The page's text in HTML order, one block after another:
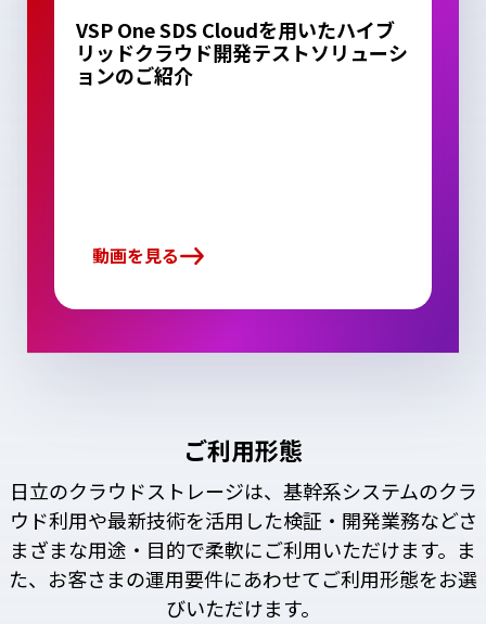
VSP One SDS Cloudを用いたハイブ
リッドクラウド開発テストソリューシ
ョンのご紹介
動画を見る
ご利用形態
日立のクラウドストレージは、基幹系システムのクラ
ウド利用や最新技術を活用した検証・開発業務などさ
まざまな用途・目的で柔軟にご利用いただけます。ま
た、お客さまの運用要件にあわせてご利用形態をお選
びいただけます。